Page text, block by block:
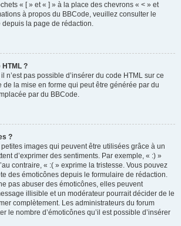
« [ » et « ] » à la place des chevrons « < » et
à propos du BBCode, veuillez consulter le
la page de rédaction.
?
n’est pas possible d’insérer du code HTML sur ce
de la mise en forme qui peut être générée par du
par du BBCode.
?
images qui peuvent être utilisées grâce à un
d’exprimer des sentiments. Par exemple, « :) »
contraire, « :( » exprime la tristesse. Vous pouvez
des émoticônes depuis le formulaire de rédaction.
pas abuser des émoticônes, elles peuvent
illisible et un modérateur pourrait décider de le
complètement. Les administrateurs du forum
le nombre d’émoticônes qu’il est possible d’insérer